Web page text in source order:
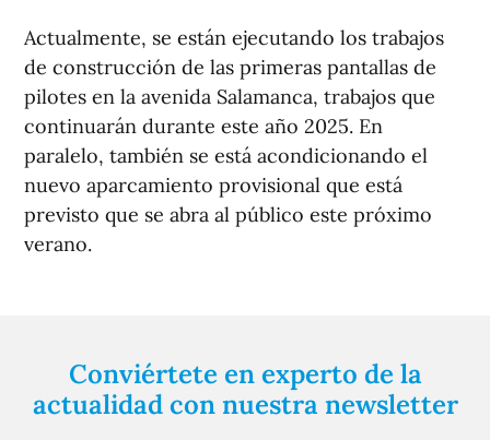
Actualmente, se están ejecutando los trabajos
de construcción de las primeras pantallas de
pilotes en la avenida Salamanca, trabajos que
continuarán durante este año 2025. En
paralelo, también se está acondicionando el
nuevo aparcamiento provisional que está
previsto que se abra al público este próximo
verano.
Conviértete en experto de la
actualidad con nuestra newsletter